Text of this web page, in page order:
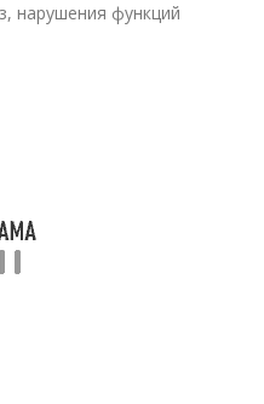
нарушения функций